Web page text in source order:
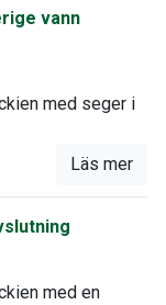
vann
med seger i
Läs mer
med en